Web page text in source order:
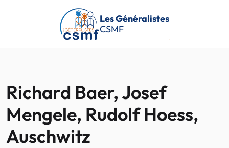
Passer au contenu principal
Les Généralistes
CSMF
Richard Baer, Josef
Mengele, Rudolf Hoess,
Auschwitz